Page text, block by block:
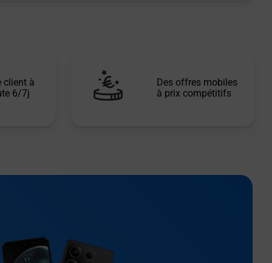
client à
6/7j
Des offres mobiles
à prix compétitifs